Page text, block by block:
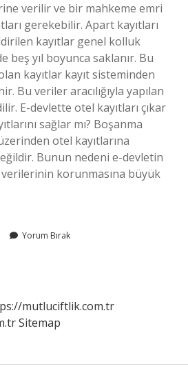
verilir ve bir mahkeme emri
gerekebilir. Apart kayıtları
kayıtlar genel kolluk
beş yıl boyunca saklanır. Bu
kayıtlar kayıt sisteminden
Bu veriler aracılığıyla yapılan
E-devlette otel kayıtları çıkar
sağlar mı? Boşanma
otel kayıtlarına
Bunun nedeni e-devletin
verilerinin korunmasına büyük
Yorum Bırak
mutluciftlik.com.tr
Sitemap